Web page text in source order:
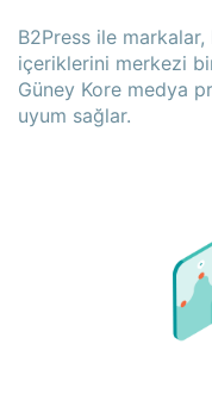
B2Press ile markalar,
içeriklerini merkezi
Güney Kore medya
uyum sağlar.